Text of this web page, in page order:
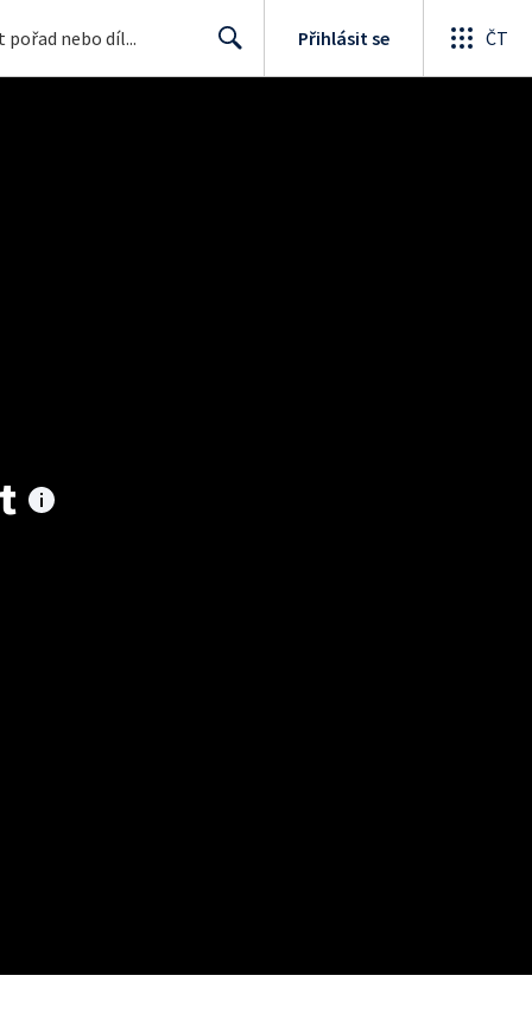
Přihlásit se ČT